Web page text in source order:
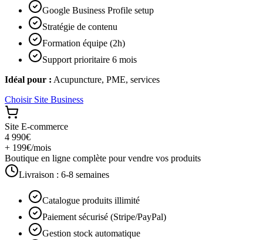
Google Business Profile setup
Stratégie de contenu
Formation équipe (2h)
Support prioritaire 6 mois
Idéal pour : Acupuncture, PME, services
Choisir Site Business
Site E-commerce
4 990€
+ 199€/mois
Boutique en ligne complète pour vendre vos produits
Livraison : 6-8 semaines
Catalogue produits illimité
Paiement sécurisé (Stripe/PayPal)
Gestion stock automatique